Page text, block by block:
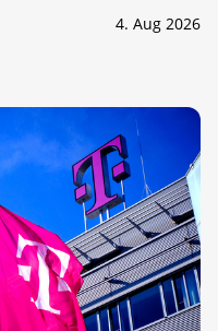
4. Aug 2026